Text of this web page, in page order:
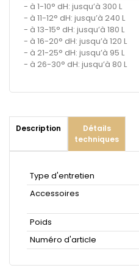
- à 1-10° dH: jusqu’à 300 L
- à 11-12° dH: jusqu’à 240 L
- à 13-15° dH: jusqu’à 180 L
- à 16-20° dH: jusqu’à 120 L
- à 21-25° dH: jusqu’à 95 L
- à 26-30° dH: jusqu’à 80 L
Description
Détails
techniques
Type d'entretien
Accessoires
Poids
Numéro d'article